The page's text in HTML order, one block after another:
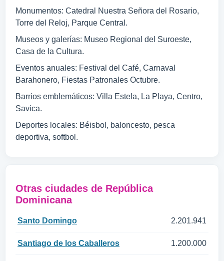
Monumentos: Catedral Nuestra Señora del Rosario,
Torre del Reloj, Parque Central.
Museos y galerías: Museo Regional del Suroeste,
Casa de la Cultura.
Eventos anuales: Festival del Café, Carnaval
Barahonero, Fiestas Patronales Octubre.
Barrios emblemáticos: Villa Estela, La Playa, Centro,
Savica.
Deportes locales: Béisbol, baloncesto, pesca
deportiva, softbol.
Otras ciudades de República
Dominicana
Santo Domingo 2.201.941
Santiago de los Caballeros 1.200.000